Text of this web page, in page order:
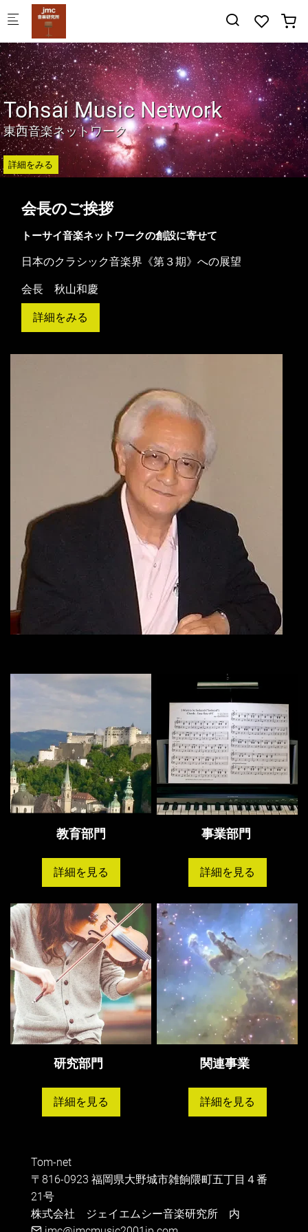
Skip to main content
Tohsai Music Network
東西音楽ネットワーク
詳細をみる
会長のご挨拶
トーサイ音楽ネットワークの創設に寄せて
日本のクラシック音楽界《第３期》への展望
会長 秋山和慶
詳細をみる
教育部門
詳細を見る
事業部門
詳細を見る
研究部門
詳細を見る
関連事業
詳細を見る
Tom-net
〒816-0923 福岡県大野城市雑餉隈町五丁目４番
21号
株式会社　ジェイエムシー音楽研究所　内